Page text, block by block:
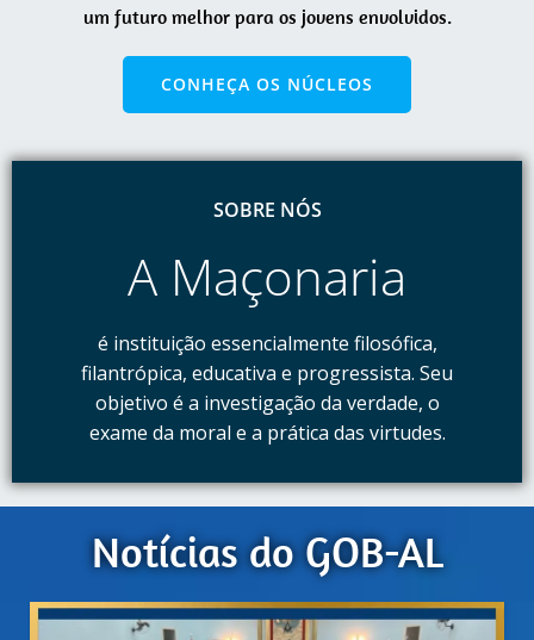
um futuro melhor para os jovens envolvidos.
CONHEÇA OS NÚCLEOS
SOBRE NÓS
A Maçonaria
é instituição essencialmente filosófica,
filantrópica, educativa e progressista. Seu
objetivo é a investigação da verdade, o
exame da moral e a prática das virtudes.
Notícias do GOB-AL